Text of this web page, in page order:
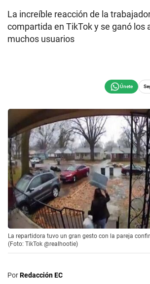
La increíble reacción de la
compartida en TikTok y se ganó los
muchos usuarios
La repartidora tuvo un gran gesto con la pareja
(Foto: TikTok @realhootie)
PorRedacción EC